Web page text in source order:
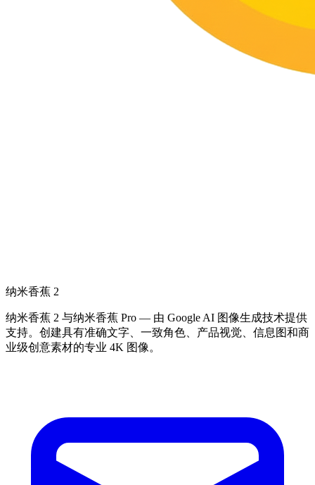
纳米香蕉 2
纳米香蕉 2 与纳米香蕉 Pro — 由 Google AI 图像生成技术提供
支持。创建具有准确文字、一致角色、产品视觉、信息图和商
业级创意素材的专业 4K 图像。